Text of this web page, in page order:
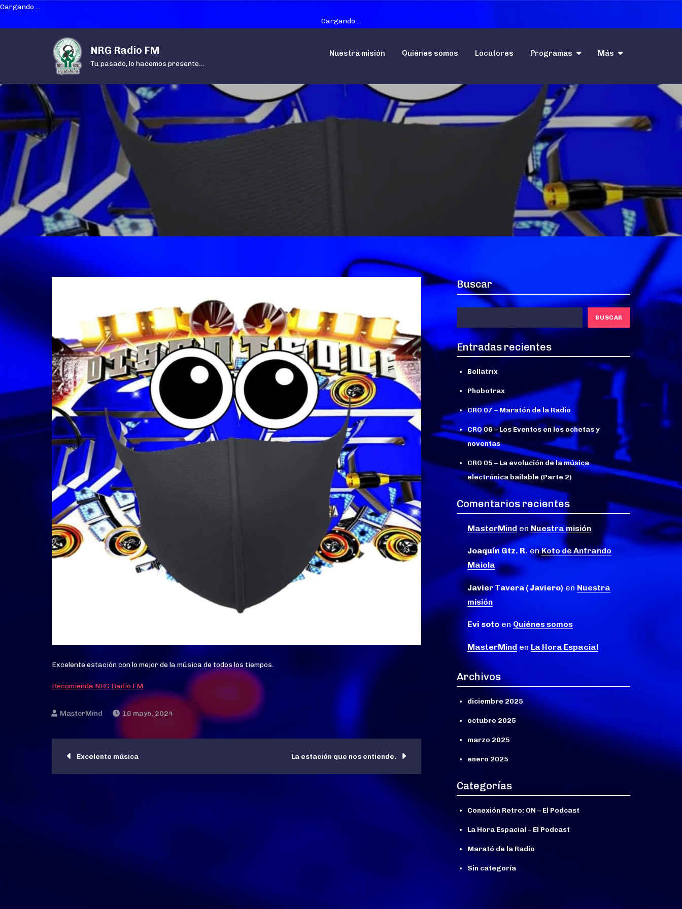
Cargando ...
Cargando ...
NRG Radio FM
Tu pasado, lo hacemos presente…
Nuestra misión Quiénes somos Locutores Programas Más
Excelente estación con lo mejor de la música de todos los tiempos.
Recomienda NRG Radio FM
16 mayo, 2024
Navegación
Excelente música La estación que nos entiende.
Buscar
BUSCAR
Entradas recientes
Bellatrix
Phobotrax
CRO 07 – Maratón de la Radio
CRO 06 – Los Eventos en los ochetas y
noventas
CRO 05 – La evolución de la música
electrónica bailable (Parte 2)
Comentarios recientes
MasterMind enNuestra misión
Joaquín Gtz. R. enKoto de Anfrando
Maiola
Javier Tavera ( Javiero) en Nuestra
misión
Evi soto en Quiénes somos
MasterMind en La Hora Espacial
Archivos
diciembre 2025
octubre 2025
marzo 2025
enero 2025
Categorías
Conexión Retro: ON – El Podcast
La Hora Espacial – El Podcast
Marató de la Radio
Sin categoría